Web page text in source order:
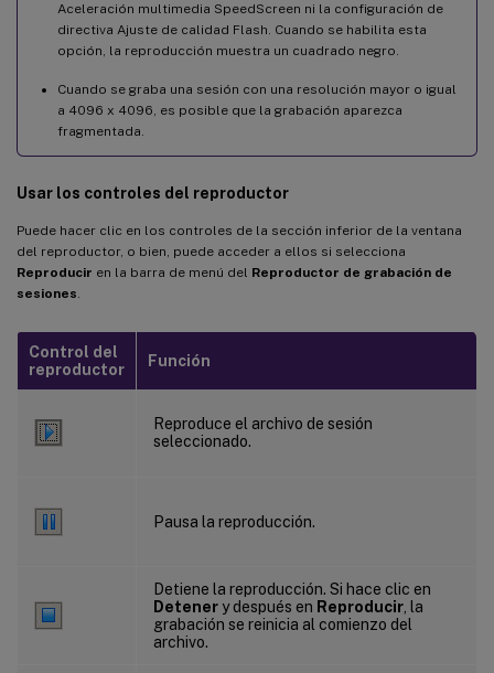
Aceleración multimedia SpeedScreen ni la configuración de
directiva Ajuste de calidad Flash. Cuando se habilita esta
opción, la reproducción muestra un cuadrado negro.
Cuando se graba una sesión con una resolución mayor o igual
a 4096 x 4096, es posible que la grabación aparezca
fragmentada.
Usar los controles del reproductor
Puede hacer clic en los controles de la sección inferior de la ventana
del reproductor, o bien, puede acceder a ellos si selecciona
Reproducir en la barra de menú del Reproductor de grabación de
sesiones.
Control del
reproductor
Función
Reproduce el archivo de sesión
seleccionado.
Pausa la reproducción.
Detiene la reproducción. Si hace clic en
Detener y después en Reproducir , la
grabación se reinicia al comienzo del
archivo.